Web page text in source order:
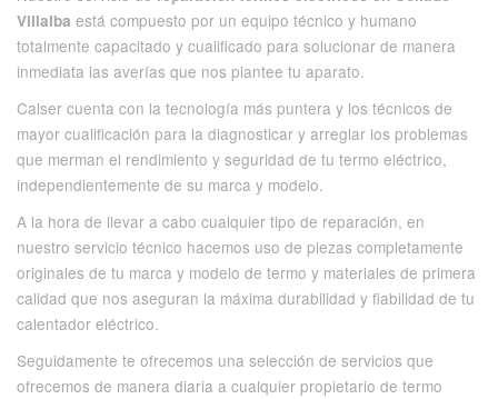
Villalba está compuesto por un equipo técnico y humano
totalmente capacitado y cualificado para solucionar de manera
inmediata las averías que nos plantee tu aparato.
Calser cuenta con la tecnología más puntera y los técnicos de
mayor cualificación para la diagnosticar y arreglar los problemas
que merman el rendimiento y seguridad de tu termo eléctrico,
independientemente de su marca y modelo.
A la hora de llevar a cabo cualquier tipo de reparación, en
nuestro servicio técnico hacemos uso de piezas completamente
originales de tu marca y modelo de termo y materiales de primera
calidad que nos aseguran la máxima durabilidad y fiabilidad de tu
calentador eléctrico.
Seguidamente te ofrecemos una selección de servicios que
ofrecemos de manera diaria a cualquier propietario de termo